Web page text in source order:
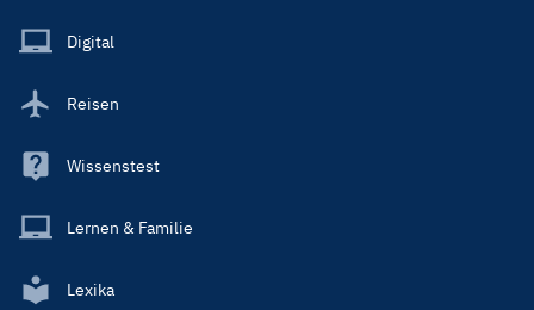
Main
Digital
Reisen
Wissenstest
Lernen & Familie
Lexika